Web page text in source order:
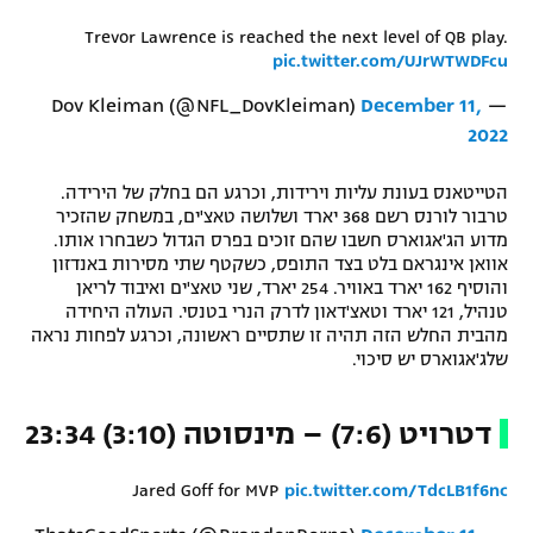
Trevor Lawrence is reached the next level of QB play.
pic.twitter.com/UJrWTWDFcu
— Dov Kleiman (@NFL_DovKleiman)
December 11,
2022
הטייטאנס בעונת עליות וירידות, וכרגע הם בחלק של הירידה.
טרבור לורנס רשם 368 יארד ושלושה טאצ'ים, במשחק שהזכיר
מדוע הג'אגוארס חשבו שהם זוכים בפרס הגדול כשבחרו אותו.
אוואן אינגראם בלט בצד התופס, כשקטף שתי מסירות באנדזון
והוסיף 162 יארד באוויר. 254 יארד, שני טאצ'ים ואיבוד לריאן
טנהיל, 121 יארד וטאצ'דאון לדרק הנרי בטנסי. העולה היחידה
מהבית החלש הזה תהיה זו שתסיים ראשונה, וכרגע לפחות נראה
שלג'אגוארס יש סיכוי.
דטרויט (7:6) – מינסוטה (3:10) 23:34
Jared Goff for MVP pic.twitter.com/TdcLB1f6nc